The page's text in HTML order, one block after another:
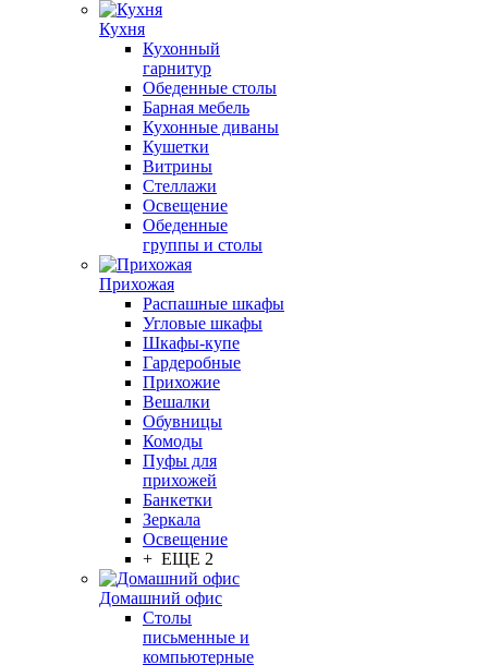
Кухня
Кухонный
гарнитур
Обеденные столы
Барная мебель
Кухонные диваны
Кушетки
Витрины
Стеллажи
Освещение
Обеденные
группы и столы
Прихожая
Распашные шкафы
Угловые шкафы
Шкафы-купе
Гардеробные
Прихожие
Вешалки
Обувницы
Комоды
Пуфы для
прихожей
Банкетки
Зеркала
Освещение
+ ЕЩЕ 2
Домашний офис
Столы
письменные и
компьютерные